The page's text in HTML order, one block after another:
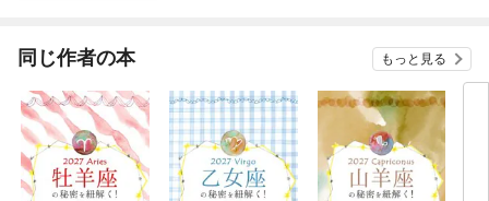
同じ作者の本 もっと見る